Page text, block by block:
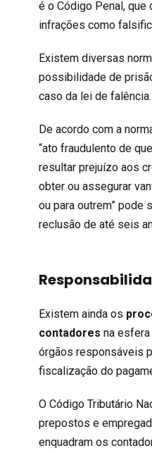
é o Código Penal, que
infrações como
Existem diversas
possibilidade de
caso da lei de falência.
De acordo com a
“ato fraudulento de
resultar prejuízo aos
obter ou assegurar
ou para outrem” pode
reclusão de até seis
Existem ainda os
contadores na
órgãos responsáveis
fiscalização do
O Código Tributário
prepostos e
enquadram os